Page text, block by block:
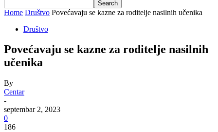
Home Društvo Povećavaju se kazne za roditelje nasilnih učenika
Društvo
Povećavaju se kazne za roditelje nasilnih
učenika
By
Centar
-
septembar 2, 2023
0
186